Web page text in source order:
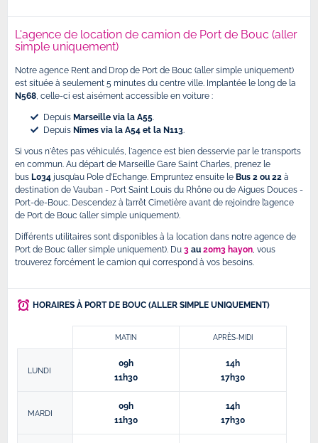
L'agence de location de camion de Port de Bouc (aller
simple uniquement)
Notre agence Rent and Drop de Port de Bouc (aller simple uniquement)
est située à seulement 5 minutes du centre ville. Implantée le long de la
N568, celle-ci est aisément accessible en voiture :
Depuis Marseille via la A55.
Depuis Nîmes via la A54 et la N113.
Si vous n'êtes pas véhiculés, l'agence est bien desservie par le transports
en commun. Au départ de Marseille Gare Saint Charles, prenez le
bus L034 jusqu’au Pole d’Echange. Empruntez ensuite le Bus 2 ou 22 à
destination de Vauban - Port Saint Louis du Rhône ou de Aigues Douces -
Port-de-Bouc. Descendez à l’arrêt Cimetière avant de rejoindre l’agence
de Port de Bouc (aller simple uniquement).
Différents utilitaires sont disponibles à la location dans notre agence de
Port de Bouc (aller simple uniquement). Du 3 au 20m3 hayon, vous
trouverez forcément le camion qui correspond à vos besoins.
HORAIRES À PORT DE BOUC (ALLER SIMPLE UNIQUEMENT)
MATIN APRÈS-MIDI
LUNDI
09h
11h30
14h
17h30
MARDI
09h
11h30
14h
17h30